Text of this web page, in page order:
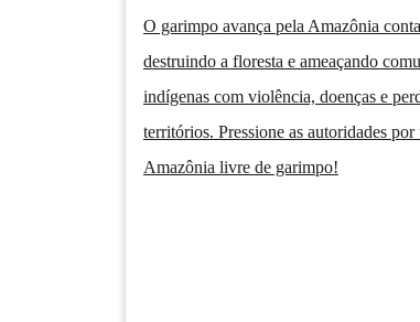
O garimpo avança pela Amazônia
destruindo a floresta e ameaçando
indígenas com violência, doenças e
territórios. Pressione as autoridades por
Amazônia livre de garimpo!